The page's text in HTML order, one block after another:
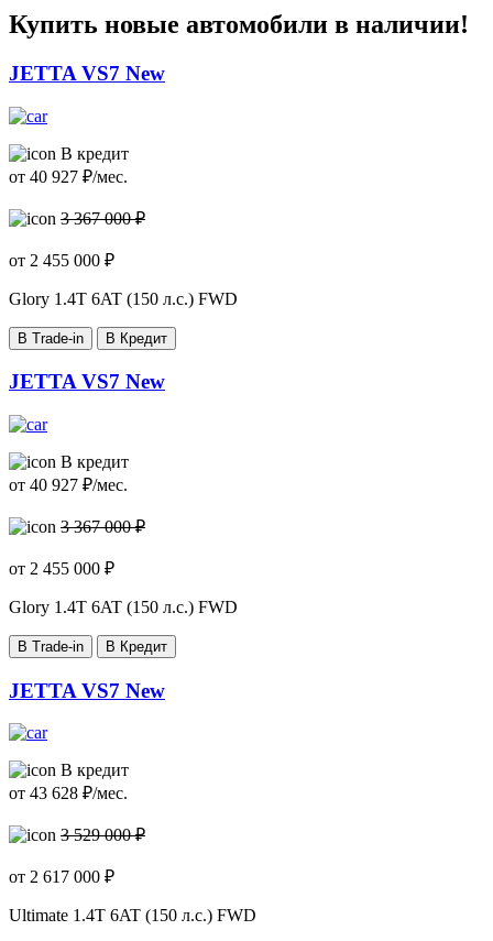
Купить новые автомобили в наличии!
JETTA VS7 New
В кредит
от 40 927 ₽/мес.
3 367 000 ₽
от 2 455 000 ₽
Glory 1.4T 6AT (150 л.с.) FWD
В Trade-in В Кредит
JETTA VS7 New
В кредит
от 40 927 ₽/мес.
3 367 000 ₽
от 2 455 000 ₽
Glory 1.4T 6AT (150 л.с.) FWD
В Trade-in В Кредит
JETTA VS7 New
В кредит
от 43 628 ₽/мес.
3 529 000 ₽
от 2 617 000 ₽
Ultimate 1.4T 6AT (150 л.с.) FWD